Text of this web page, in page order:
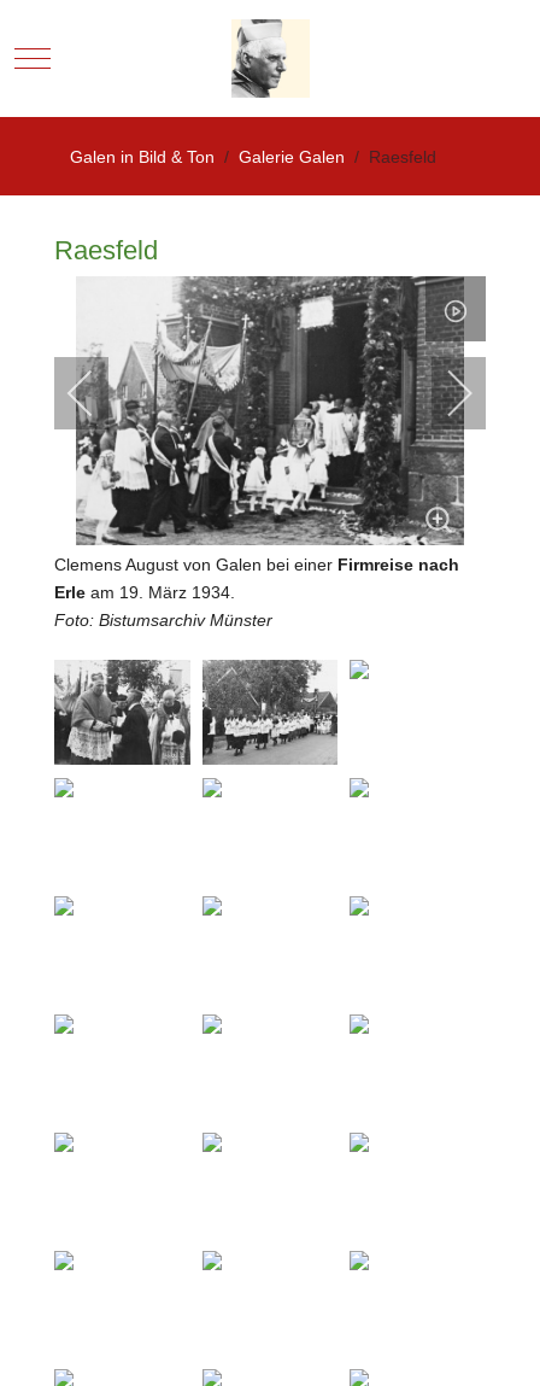
Mobile Menu Toggle
Galen in Bild & Ton Galerie Galen Raesfeld
Raesfeld
Clemens August von Galen bei einer Firmreise nach
Erle am 19. März 1934.
Foto: Bistumsarchiv Münster